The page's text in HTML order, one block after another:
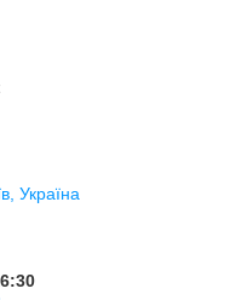
Україна